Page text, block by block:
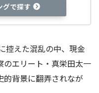
グで探す
控えた混乱の中、現金
エリート・真栄田太一
的背景に翻弄されなが